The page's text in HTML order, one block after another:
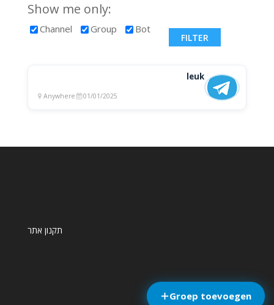
Show me only:
Channel Group Bot
leuk
Anywhere 01/01/2025
תקנון אתר
Groep toevoegen